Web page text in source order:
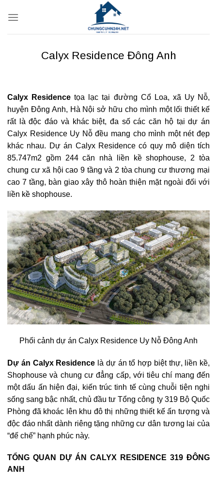
qua
Calyx Residence Đông Anh
Calyx Residence tọa lạc tại đường Cổ Loa, xã Uy Nỗ,
huyện Đông Anh, Hà Nội sở hữu cho mình một lối thiết kế
rất là độc đáo và khác biệt, đa số các căn hộ tại dự án
Calyx Residence Uy Nỗ đều mang cho mình một nét đẹp
khác nhau. Dự án Calyx Residence có quy mô diện tích
85.747m2 gồm 244 căn nhà liền kề shophouse, 2 tòa
chung cư xã hội cao 9 tầng và 2 tòa chung cư thương mại
cao 7 tầng, bàn giao xây thô hoàn thiện mặt ngoài đối với
liền kề shophouse.
Phối cảnh dự án Calyx Residence Uy Nỗ Đông Anh
Dự án Calyx Residence là dự án tổ hợp biệt thự, liền kề,
Shophouse và chung cư đẳng cấp, với tiêu chí mang đến
một dấu ấn hiện đại, kiến trúc tinh tế cùng chuỗi tiện nghi
sống sang bậc nhất, chủ đầu tư Tổng công ty 319 Bộ Quốc
Phòng đã khoác lên khu đô thị những thiết kế ấn tượng và
độc đáo nhất dành riêng tặng những cư dân tương lai của
“đế chế” hạnh phúc này.
TỔNG QUAN DỰ ÁN CALYX RESIDENCE 319 ĐÔNG
ANH